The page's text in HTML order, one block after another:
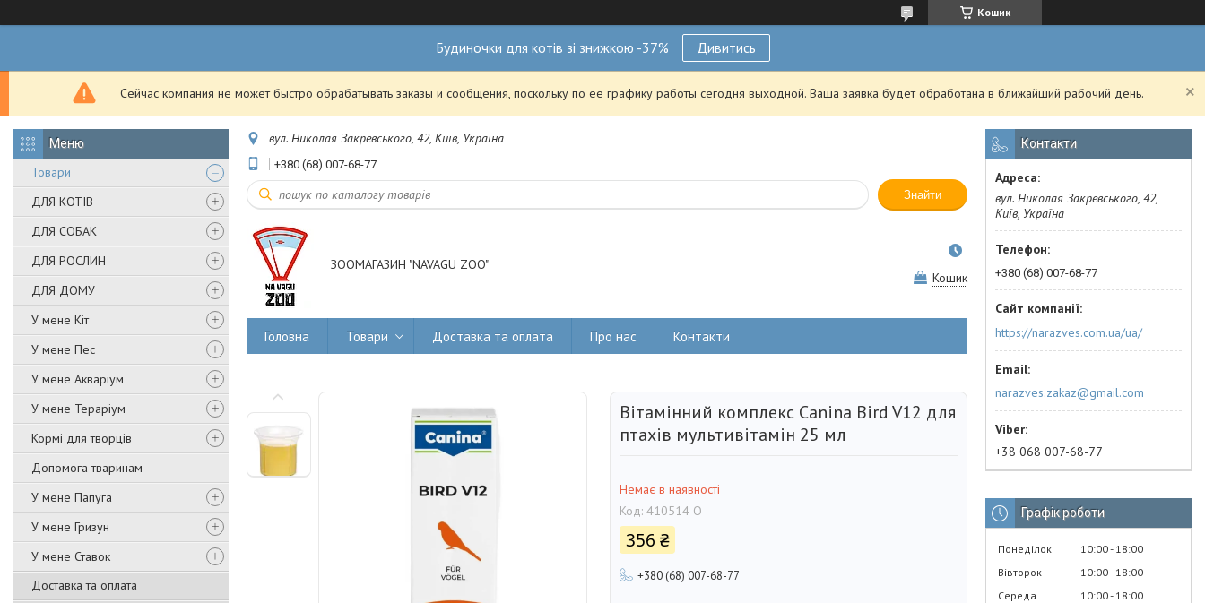
Кошик
Будиночки для котів зі знижкою -37% Дивитись
Сейчас компания не может быстро обрабатывать заказы и сообщения, поскольку по ее графику работы сегодня выходной. Ваша заявка будет обработана в ближайший рабочий день.
Товари
ДЛЯ КОТІВ
ДЛЯ СОБАК
ДЛЯ РОСЛИН
ДЛЯ ДОМУ
У мене Кіт
У мене Пес
У мене Акваріум
У мене Тераріум
Кормі для творців
Допомога тваринам
У мене Папуга
У мене Гризун
У мене Ставок
Доставка та оплата
вул. Николая Закревського, 42, Київ, Україна
+380 (68) 007-68-77
Знайти
ЗООМАГАЗИН "NAVAGU ZOO"
Кошик
Головна Товари Доставка та оплата Про нас Контакти
Вітамінний комплекс Canina Bird V12 для
птахів мультивітамін 25 мл
Немає в наявності
Код: 410514 О
356 ₴
+380 (68) 007-68-77
Контакти
вул. Николая Закревського, 42,
Київ, Україна
+380 (68) 007-68-77
https://narazves.com.ua/ua/
narazves.zakaz@gmail.com
+38 068 007-68-77
Графік роботи
Понеділок 10:00 18:00
Вівторок
10:00 18:00
Середа
10:00 18:00